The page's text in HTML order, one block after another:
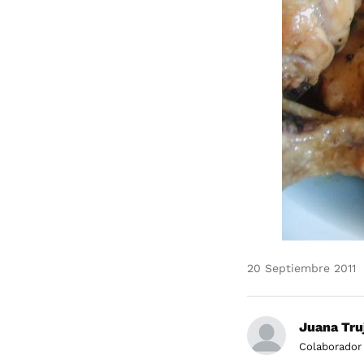
20 Septiembre 2011
Juana
Colaborador